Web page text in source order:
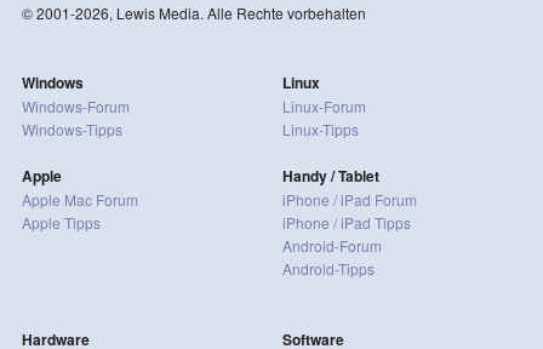
© 2001-2026, Lewis Media. Alle Rechte vorbehalten
Windows
Windows-Forum
Windows-Tipps
Apple
Apple Mac Forum
Apple Tipps
Linux
Linux-Forum
Linux-Tipps
Handy / Tablet
iPhone / iPad Forum
iPhone / iPad Tipps
Android-Forum
Android-Tipps
Hardware Software